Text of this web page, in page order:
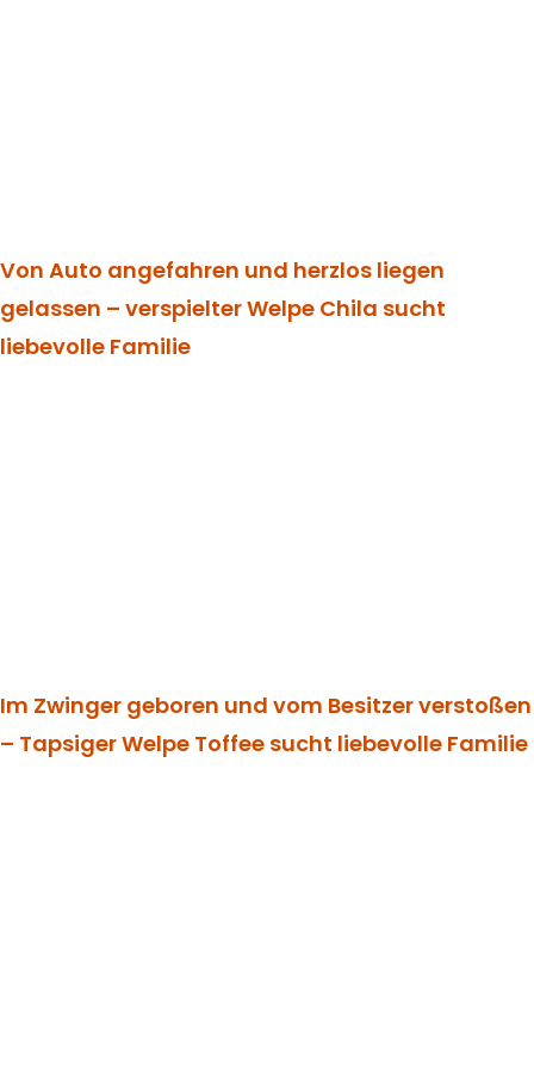
Von Auto angefahren und herzlos liegen
gelassen – verspielter Welpe Chila sucht
liebevolle Familie
Im Zwinger geboren und vom Besitzer verstoßen
– Tapsiger Welpe Toffee sucht liebevolle Familie